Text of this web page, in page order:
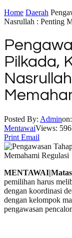
Home Daerah
Nasrullah : Penting
Pilkada,
Posted By: Adminon:
MentawaiViews: 596
Print Email
pemilihan harus
dengan koordinasi
dengan kelompok
pengawasan